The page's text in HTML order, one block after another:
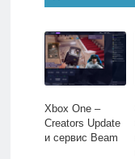
Xbox One –
Creators Update
и сервис Beam